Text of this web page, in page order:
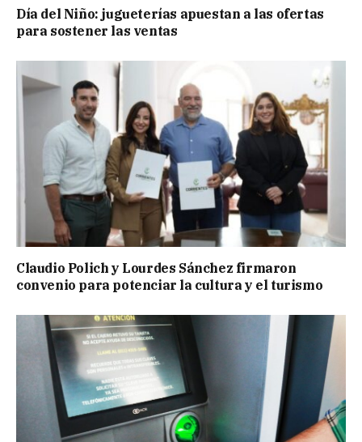
Día del Niño: jugueterías apuestan a las ofertas
para sostener las ventas
Claudio Polich y Lourdes Sánchez firmaron
convenio para potenciar la cultura y el turismo